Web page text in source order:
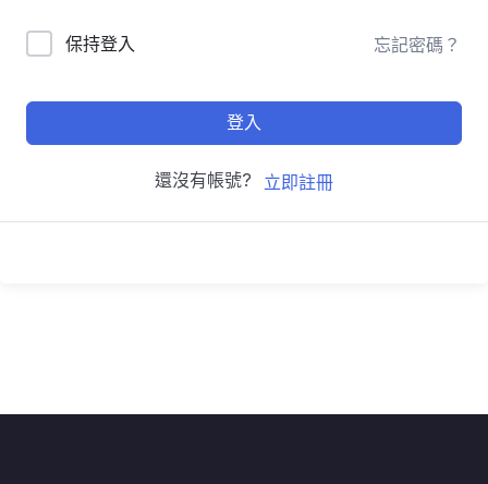
保持登入 忘記密碼？
登入
還沒有帳號? 立即註冊